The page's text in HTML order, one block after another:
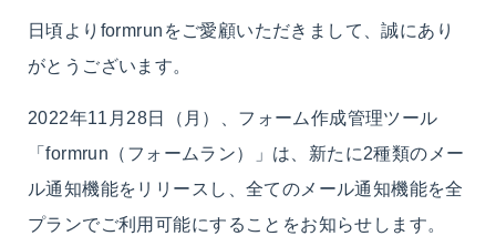
日頃よりformrunをご愛顧いただきまして、誠にあり
がとうございます。
2022年11月28日（月）、フォーム作成管理ツール
「formrun（フォームラン）」は、新たに2種類のメー
ル通知機能をリリースし、全てのメール通知機能を全
プランでご利用可能にすることをお知らせします。